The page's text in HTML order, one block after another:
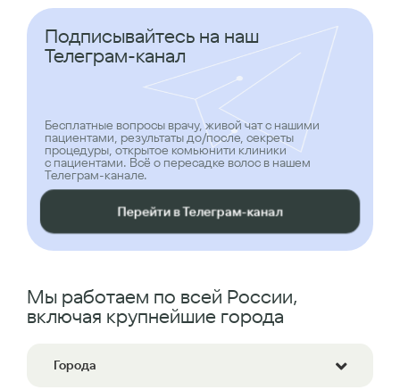
Подписывайтесь на наш
Телеграм-канал
Бесплатные вопросы врачу, живой чат с нашими
пациентами, результаты до/после, секреты
процедуры, открытое комьюнити клиники
с пациентами. Всё о пересадке волос в нашем
Телеграм-канале.
Перейти в Телеграм-канал
Мы работаем по всей России,
включая крупнейшие города
Города